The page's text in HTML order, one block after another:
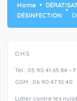
Home
DÉSINFECTION
D.H.S
Tél : 05 90 41 65 84 –
GSM : 06 90 47 10 40
Lutter contre les